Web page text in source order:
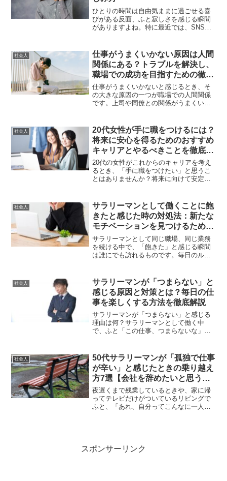
ひとりの時間は自由気ままに過ごせる喜
びがある反面、ふと寂しさを感じる瞬間
がありますよね。特に最近では、SNSな
るような気持ちになることもあるかもし
れません。そんな「ひと...
社会人
仕事がうまくいかない原因は人間
関係にある？トラブルを解決し、
職場での成功を目指すための徹底
ガイド
仕事がうまくいかないと感じるとき、そ
の大きな原因の一つが職場での人間関係
です。上司や同僚との関係がうまくいか
及ぼすことがあります。しかし、問題に
対して適切な対策を取ること...
社会人
20代女性が手に職をつけるには？
将来に安心を得るためのおすすめ
キャリアとやるべきことを徹底解
説
20代の女性がこれからのキャリアを考え
るとき、「手に職をつけたい」と思うこ
とはありませんか？将来に向けて安定し
身につけることが大切です。「手に職を
つける」といっても、ど...
社会人
サラリーマンとして働くことに飽
きたと感じた時の対処法：新たな
モチベーションを見つけるために
試すべきステップ
サラリーマンとして同じ職場、同じ業務
を続ける中で、「飽きた」と感じる瞬間
は誰にでも訪れるものです。毎日のルー
て珍しくありません。しかし、そうした
状況に陥った時こそ、新た...
社会人
サラリーマンが「つまらない」と
感じる原因と対策とは？毎日の仕
事を楽しくする方法を徹底解説
サラリーマンが「つまらない」と感じる
理由は何？サラリーマンとして働く中
で、ふと「この仕事、つまらないな」と
やりがいを感じられなくなることは多い
です。まず、その原因を理解...
社会人
50代サラリーマンが「孤独で仕事
が辛い」と感じたときの乗り越え
方7選【会社を辞めたいと思う前
に】
夜遅くまで残業しているときや、家に帰
ってテレビだけがついているリビングで
ふと、「あれ、自分ってこんなに一人だ
スポンサーリンク